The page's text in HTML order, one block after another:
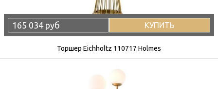
165 034 руб КУПИТЬ
Торшер Eichholtz 110717 Holmes